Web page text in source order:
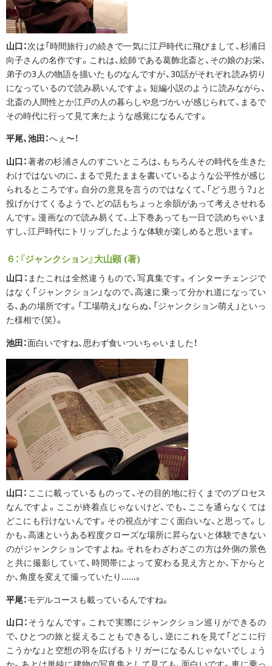
山口：次は「時間旅行」の続きで一気に江戸時代に飛びまして、杉浦日
向子さんの名作です。これは、絵師である葛飾北斎と、その娘のお栄、
弟子の3人の物語を描いたものなんですが、30話がそれぞれ読み切り
になっているので読み易いんですよ。短編小説のように読みながら、
北斎の人間性とか江戸の人の暮らしや息づかいが感じられて、まるで
その時代に行って見て来たような感覚になるんです。
平尾、池田：へぇ〜！
山口：著者の杉浦さんのすごいところは、もちろんその時代を生きた
わけではないのに、まるで見たままを書いているような公平性が感じ
られるところです。自分の意見を言うのではなくて、「どう思う？」と
投げかけてくるようで、どの話もちょっと余韻があって考えさせれる
んです。漫画なので読み易くて、上下巻あっても一日で読めちゃいま
すし、江戸時代にトリップしたような体験が楽しめると思います。
６：『ジャンクション』大山顕 (著)
山口： またこれは全然違うもので、写真集です。インターチェンジで
はなく「ジャンクション」なので、高速に乗って分かれ道になってい
る、あの場所です。「工場萌え」ならぬ、「ジャンクション萌え」といっ
た様相で（笑）。
池田：面白いですね、思わず食いついちゃいました！
山口： ここに載っているものって、その目的地に行くまでのプロセス
なんですよ。ここが終着点じゃないけど、でも、ここを通らなくては
どこにも行けないんです。その視点がすごく面白いな、と思って。し
かも、高速というある程度クローズな場所に昇らないと体験できない
のがジャンクションですよね。それをわざわざこの方は外側の景色
と共に撮影していて、時間帯によって変わる見え方とか、下からと
か、角度を変えて撮っていたり......。
平尾：モデルコースも載っているんですね。
山口： そうなんです。これで実際にジャンクション巡りができるの
で、ひとつの旅と捉えることもできるし、逆にこれを見て「どこに行
こうかな」と空想の羽を広げるトリガーになるんじゃないでしょう